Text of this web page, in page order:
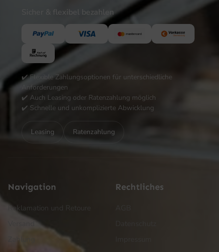
Sicher & flexibel bezahlen
✔️ Flexible Zahlungsoptionen für unterschiedliche
Anforderungen
✔️ Auch Leasing oder Ratenzahlung möglich
✔️ Schnelle und unkomplizierte Abwicklung
Leasing Ratenzahlung
Navigation
Reklamation und Retoure
Rechtliches